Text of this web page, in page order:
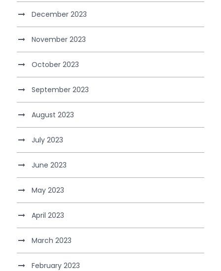
December 2023
November 2023
October 2023
September 2023
August 2023
July 2023
June 2023
May 2023
April 2023
March 2023
February 2023